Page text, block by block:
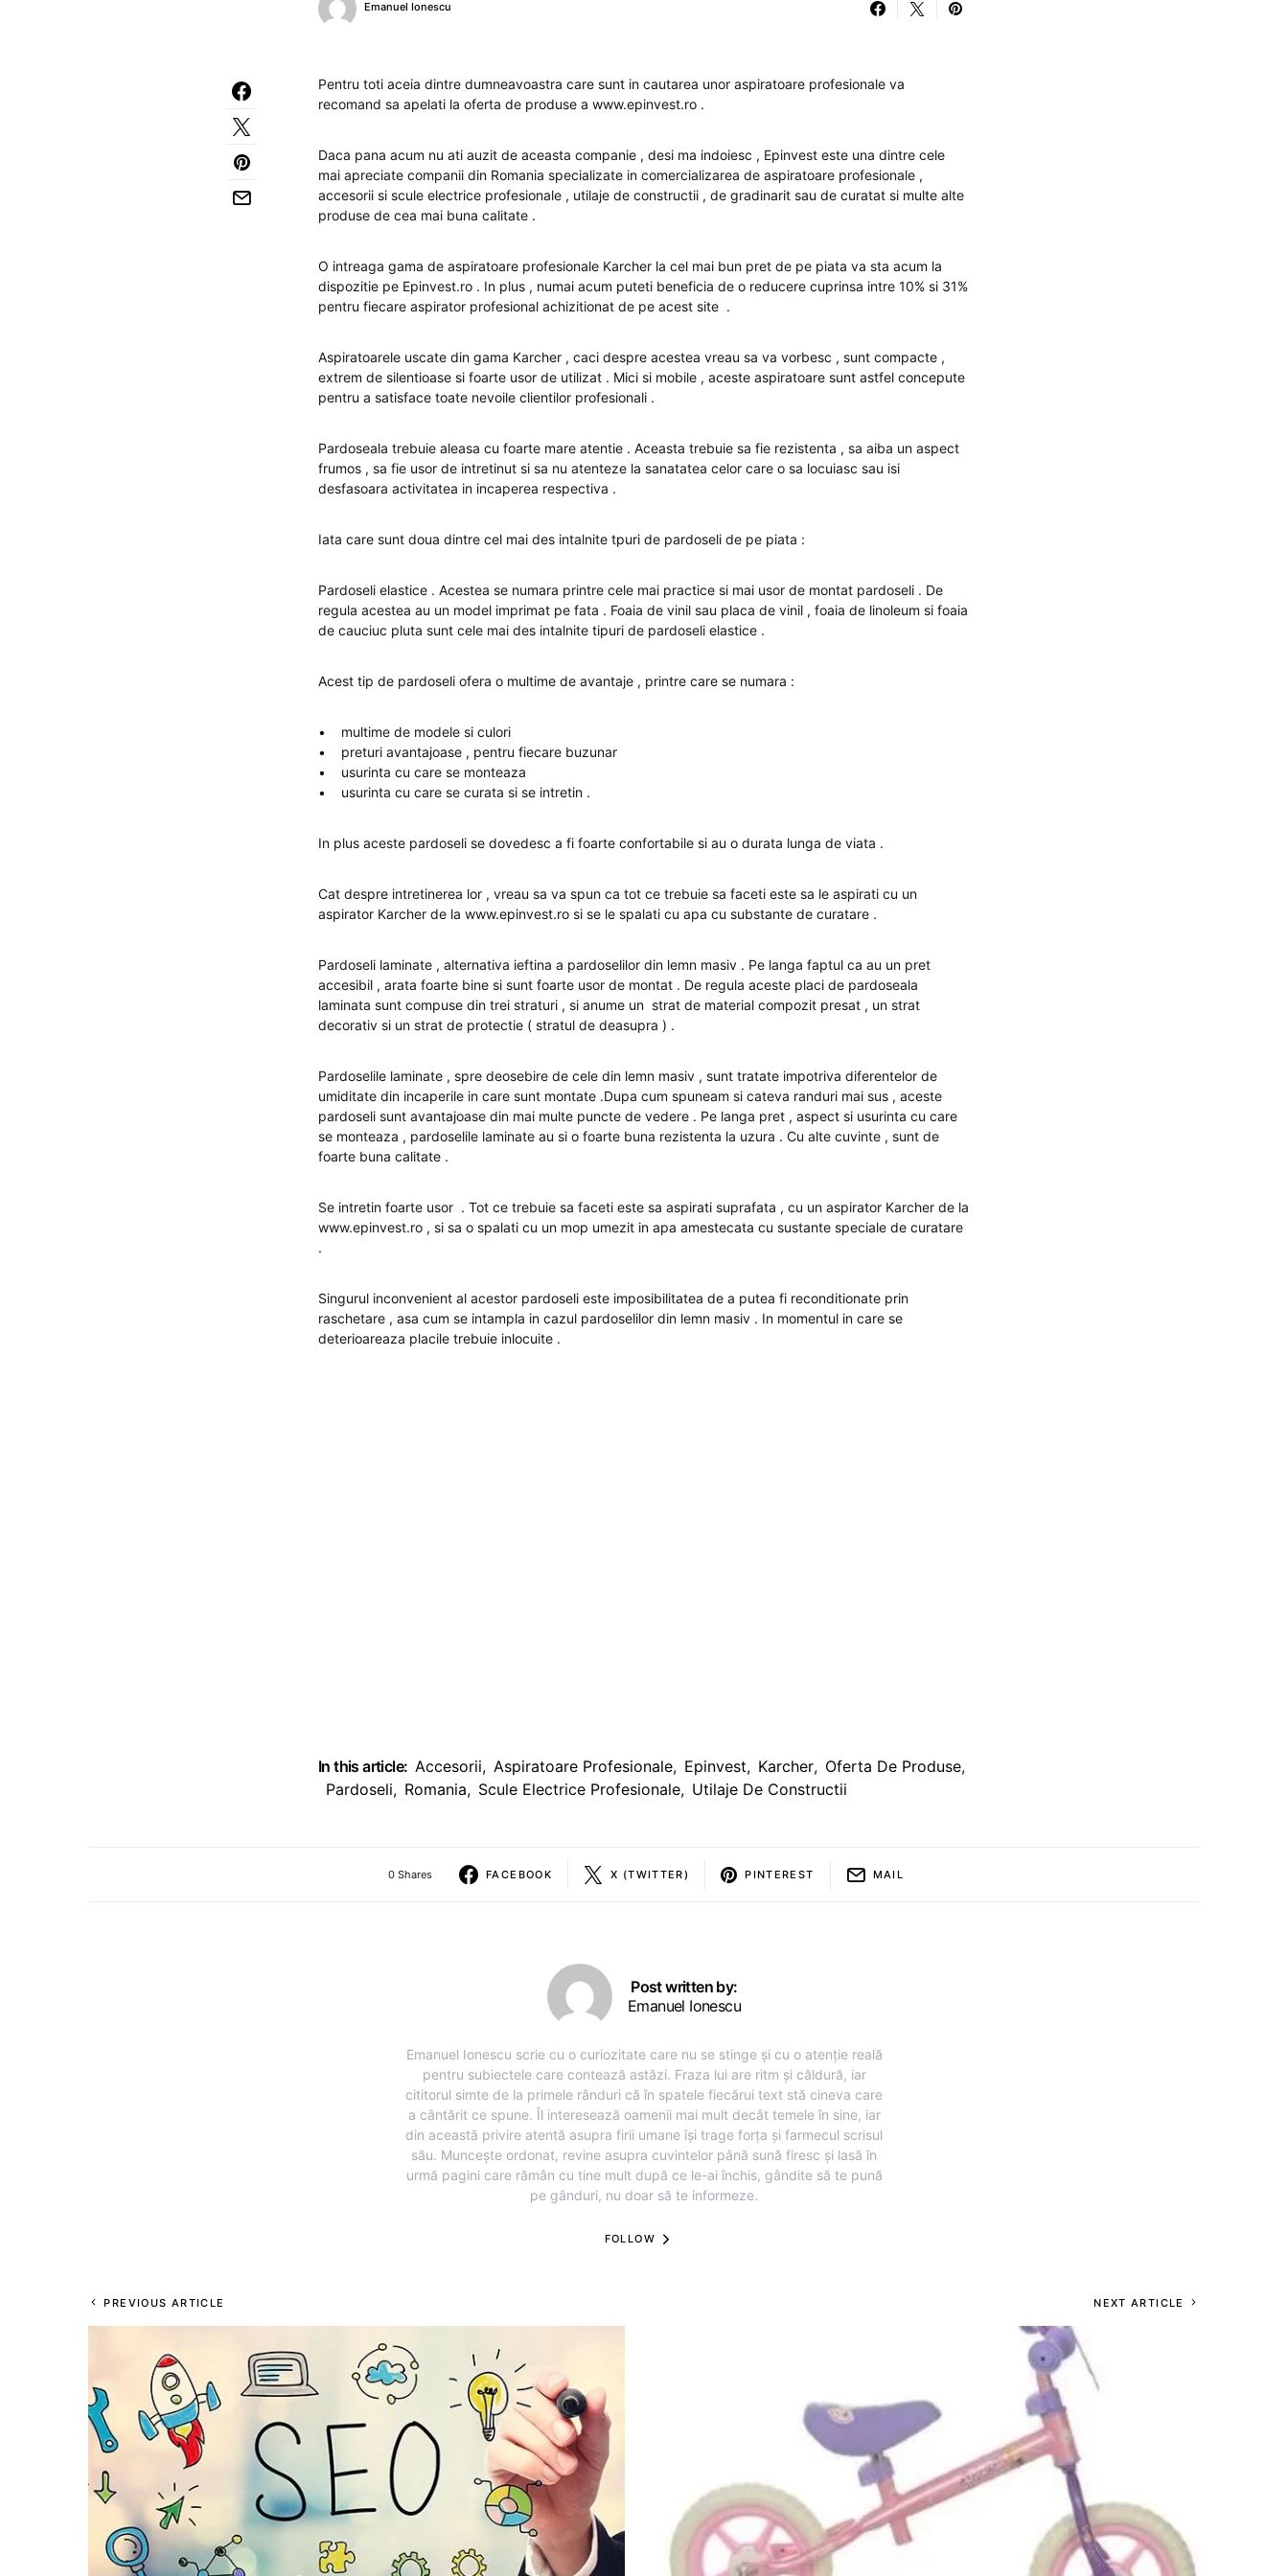
Emanuel Ionescu
Pentru toti aceia dintre dumneavoastra care sunt in cautarea unor aspiratoare profesionale va
recomand sa apelati la oferta de produse a www.epinvest.ro .
Daca pana acum nu ati auzit de aceasta companie , desi ma indoiesc , Epinvest este una dintre cele
mai apreciate companii din Romania specializate in comercializarea de aspiratoare profesionale ,
accesorii si scule electrice profesionale , utilaje de constructii , de gradinarit sau de curatat si multe alte
produse de cea mai buna calitate .
O intreaga gama de aspiratoare profesionale Karcher la cel mai bun pret de pe piata va sta acum la
dispozitie pe Epinvest.ro . In plus , numai acum puteti beneficia de o reducere cuprinsa intre 10% si 31%
pentru fiecare aspirator profesional achizitionat de pe acest site .
Aspiratoarele uscate din gama Karcher , caci despre acestea vreau sa va vorbesc , sunt compacte ,
extrem de silentioase si foarte usor de utilizat . Mici si mobile , aceste aspiratoare sunt astfel concepute
pentru a satisface toate nevoile clientilor profesionali .
Pardoseala trebuie aleasa cu foarte mare atentie . Aceasta trebuie sa fie rezistenta , sa aiba un aspect
frumos , sa fie usor de intretinut si sa nu atenteze la sanatatea celor care o sa locuiasc sau isi
desfasoara activitatea in incaperea respectiva .
Iata care sunt doua dintre cel mai des intalnite tpuri de pardoseli de pe piata :
Pardoseli elastice . Acestea se numara printre cele mai practice si mai usor de montat pardoseli . De
regula acestea au un model imprimat pe fata . Foaia de vinil sau placa de vinil , foaia de linoleum si foaia
de cauciuc pluta sunt cele mai des intalnite tipuri de pardoseli elastice .
Acest tip de pardoseli ofera o multime de avantaje , printre care se numara :
• multime de modele si culori
• preturi avantajoase , pentru fiecare buzunar
• usurinta cu care se monteaza
• usurinta cu care se curata si se intretin .
In plus aceste pardoseli se dovedesc a fi foarte confortabile si au o durata lunga de viata .
Cat despre intretinerea lor , vreau sa va spun ca tot ce trebuie sa faceti este sa le aspirati cu un
aspirator Karcher de la www.epinvest.ro si se le spalati cu apa cu substante de curatare .
Pardoseli laminate , alternativa ieftina a pardoselilor din lemn masiv . Pe langa faptul ca au un pret
accesibil , arata foarte bine si sunt foarte usor de montat . De regula aceste placi de pardoseala
laminata sunt compuse din trei straturi , si anume un strat de material compozit presat , un strat
decorativ si un strat de protectie ( stratul de deasupra ) .
Pardoselile laminate , spre deosebire de cele din lemn masiv , sunt tratate impotriva diferentelor de
umiditate din incaperile in care sunt montate .Dupa cum spuneam si cateva randuri mai sus , aceste
pardoseli sunt avantajoase din mai multe puncte de vedere . Pe langa pret , aspect si usurinta cu care
se monteaza , pardoselile laminate au si o foarte buna rezistenta la uzura . Cu alte cuvinte , sunt de
foarte buna calitate .
Se intretin foarte usor . Tot ce trebuie sa faceti este sa aspirati suprafata , cu un aspirator Karcher de la
www.epinvest.ro , si sa o spalati cu un mop umezit in apa amestecata cu sustante speciale de curatare
.
Singurul inconvenient al acestor pardoseli este imposibilitatea de a putea fi reconditionate prin
raschetare , asa cum se intampla in cazul pardoselilor din lemn masiv . In momentul in care se
deterioareaza placile trebuie inlocuite .
In this article: Accesorii, Aspiratoare Profesionale, Epinvest, Karcher, Oferta De Produse,
Pardoseli, Romania, Scule Electrice Profesionale, Utilaje De Constructii
0 Shares FACEBOOK X (TWITTER) PINTEREST MAIL
Post written by:
Emanuel Ionescu
Emanuel Ionescu scrie cu o curiozitate care nu se stinge și cu o atenție reală
pentru subiectele care contează astăzi. Fraza lui are ritm și căldură, iar
cititorul simte de la primele rânduri că în spatele fiecărui text stă cineva care
a cântărit ce spune. Îl interesează oamenii mai mult decât temele în sine, iar
din această privire atentă asupra firii umane își trage forța și farmecul scrisul
său. Muncește ordonat, revine asupra cuvintelor până sună firesc și lasă în
urmă pagini care rămân cu tine mult după ce le-ai închis, gândite să te pună
pe gânduri, nu doar să te informeze.
FOLLOW
PREVIOUS ARTICLE NEXT ARTICLE